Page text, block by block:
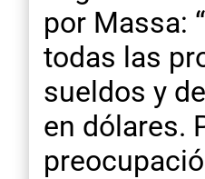
por Massa:
todas las
sueldos y
en dólares.